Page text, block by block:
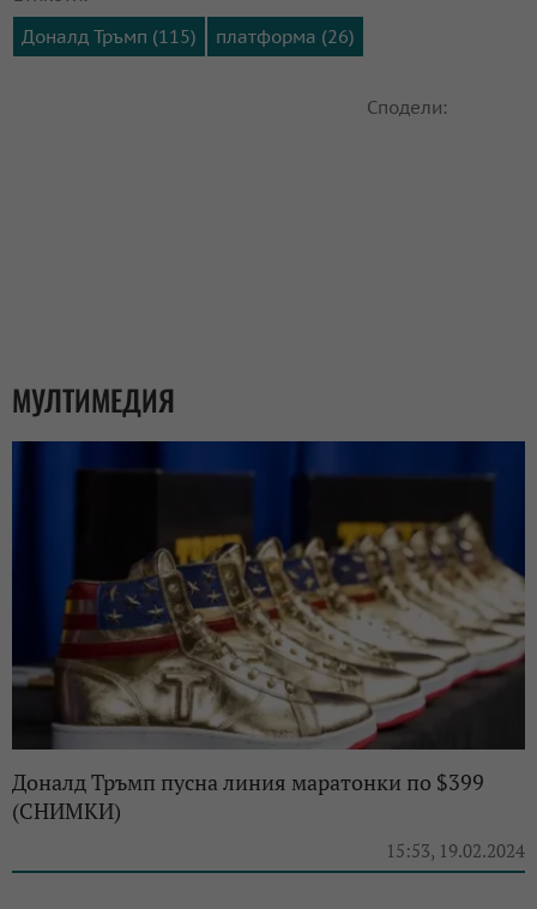
Доналд Тръмп (115)
платформа (26)
Сподели:
МУЛТИМЕДИЯ
Доналд Тръмп пусна линия маратонки по $399
(СНИМКИ)
15:53, 19.02.2024